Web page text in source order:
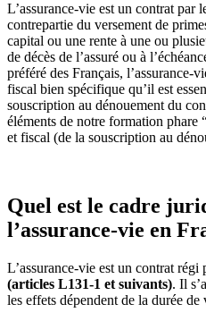
L’assurance-vie est un contrat par
contrepartie du versement de
capital ou une rente à une ou
de décès de l’assuré ou à
préféré des Français, l’assurance-
fiscal bien spécifique qu’il est
souscription au dénouement du
éléments de notre formation
et fiscal (de la souscription au
Quel est le cadre
l’assurance-vie en
L’assurance-vie est un contrat régi
(articles L131-1 et suivants). Il
les effets dépendent de la durée de